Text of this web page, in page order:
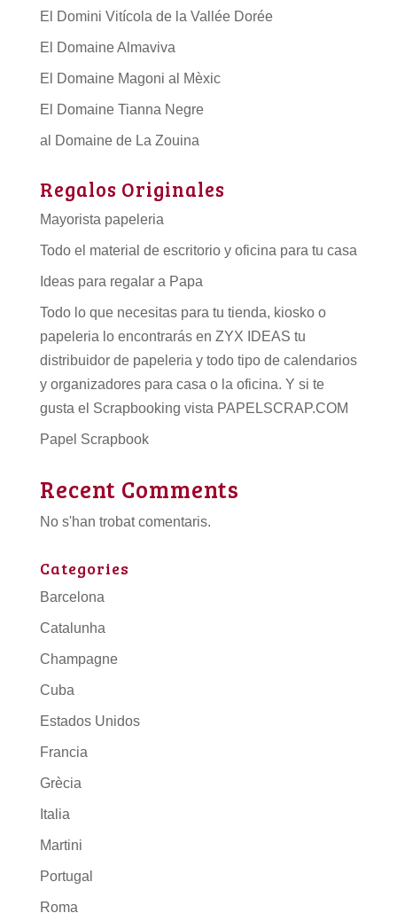
El Domini Vitícola de la Vallée Dorée
El Domaine Almaviva
El Domaine Magoni al Mèxic
El Domaine Tianna Negre
al Domaine de La Zouina
Regalos Originales
Mayorista papeleria
Todo el material de escritorio y oficina para tu casa
Ideas para regalar a Papa
Todo lo que necesitas para tu tienda, kiosko o
papeleria lo encontrarás en ZYX IDEAS tu
distribuidor de papeleria y todo tipo de calendarios
y organizadores para casa o la oficina. Y si te
gusta el Scrapbooking vista PAPELSCRAP.COM
Papel Scrapbook
Recent Comments
No s'han trobat comentaris.
Categories
Barcelona
Catalunha
Champagne
Cuba
Estados Unidos
Francia
Grècia
Italia
Martini
Portugal
Roma